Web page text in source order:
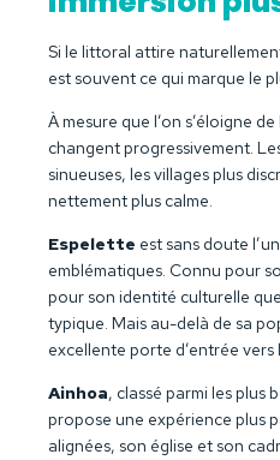
Si le littoral attire
est souvent ce qui marque le
À mesure que l’on s’éloigne
changent progressivement.
sinueuses, les villages plus
nettement plus calme.
Espelette est sans doute
emblématiques. Connu pour
pour son identité culturelle
typique. Mais au-delà de sa
excellente porte d’entrée vers
Ainhoa, classé parmi les plus
propose une expérience plus
alignées, son église et son